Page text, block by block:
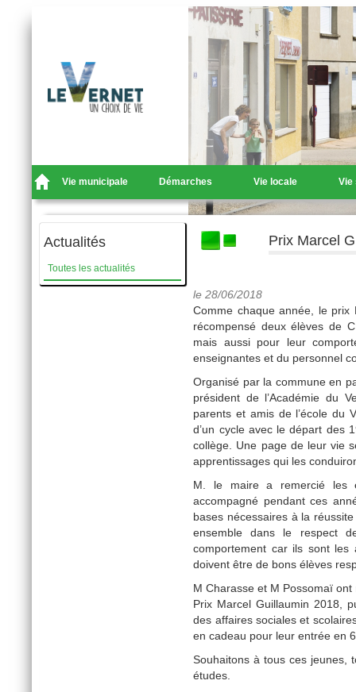
Vie municipale Démarches Vie locale Vie
Actualités
Toutes les actualités
Prix Marcel
le 28/06/2018
Comme chaque année, le
récompensé deux élèves de
mais aussi pour leur
enseignantes et du personnel
Organisé par la commune en
président de l’Académie du
parents et amis de l’école du
d’un cycle avec le départ des
collège. Une page de leur vie
apprentissages qui les
M. le maire a remercié les
accompagné pendant ces
bases nécessaires à la
ensemble dans le respect
comportement car ils sont les
doivent être de bons élèves
M Charasse et M Possomaï
Prix Marcel Guillaumin 2018,
des affaires sociales et
en cadeau pour leur entrée en
Souhaitons à tous ces jeunes,
études.